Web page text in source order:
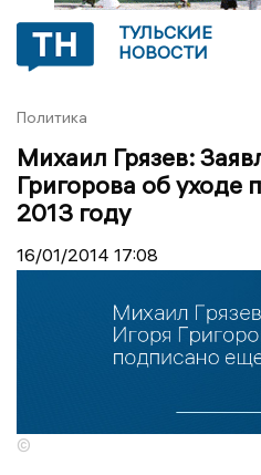
ТУЛЬСКИЕ
НОВОСТИ
Политика
Михаил Грязев:
Григорова об уходе
2013 году
16/01/2014 17:08
©